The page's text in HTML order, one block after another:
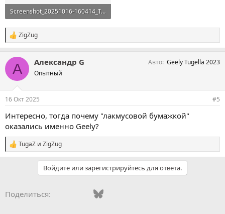
Screenshot_20251016-160414_Telegram.webp
126 KB · Просмотры: 41
С
и
п
т
:
ZigZug
А Александр G
Опытный
Авто Geely Tugella 2023
16 Окт 2025 #5
Интересно, тогда почему "лакмусовой бумажкой"
оказались именно Geely?
С
и
и
TugaZ и ZigZug
Войдите или зарегистрируйтесь для ответа.
Поделиться: Vkontakte
FacebookBluesky